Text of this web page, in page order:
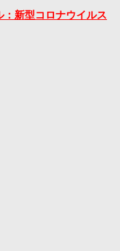
：新型コロナウイルス